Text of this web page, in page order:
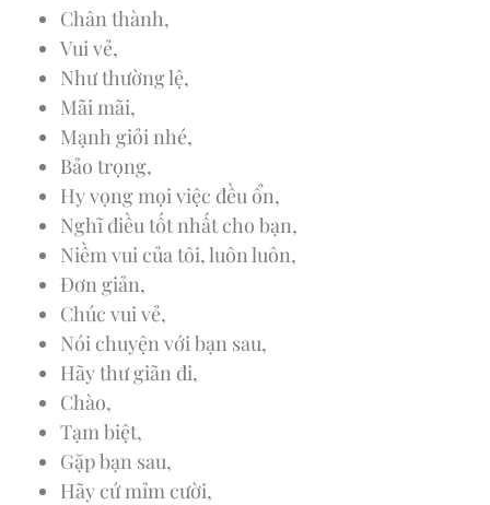
Chân thành,
Vui vẻ,
Như thường lệ,
Mãi mãi,
Mạnh giỏi nhé,
Bảo trọng,
Hy vọng mọi việc đều ổn,
Nghĩ điều tốt nhất cho bạn,
Niềm vui của tôi, luôn luôn,
Đơn giản,
Chúc vui vẻ,
Nói chuyện với bạn sau,
Hãy thư giãn đi,
Chào,
Tạm biệt,
Gặp bạn sau,
Hãy cứ mỉm cười,